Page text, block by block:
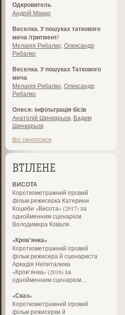
Одкровитель
Андрій Макар
Веселка. У пошуках таткового
меча /тритмент/
Меланія Рибалко Олександр
Рибалко
Веселка. У пошуках Таткового
меча
Меланія Рибалко Олександр
Рибалко
Олеся: інфільтрація бісів
Анатолій Шинкарьов, Вадим
Шинкарьов
Всі синопсиси
ВТІЛЕНЕ
ВИСОТА
Короткометражний ігровий
фільм режисерка Катерини
Коцюби «Висота» (2017) за
однойменним сценарієм
Володимира Коваля.
«Кров’янка»
Короткометражний ігровий
фільм режисера й сценариста
Аркадія Непиталюка
«Кров’янка» (2016) за
однойменним сценарієм…
«Сказ»
Короткометражний ігровий
фільм режисерки й